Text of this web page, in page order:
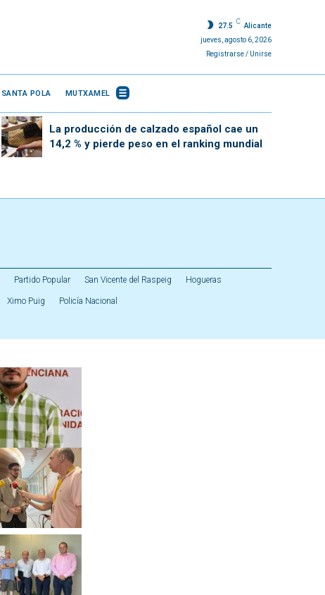
27.5
C
Alicante
jueves, agosto 6, 2026
Registrarse / Unirse
SANTA POLA MUTXAMEL
La producción de calzado español cae un
14,2 % y pierde peso en el ranking mundial
Partido Popular San Vicente del Raspeig Hogueras
Ximo Puig Policía Nacional